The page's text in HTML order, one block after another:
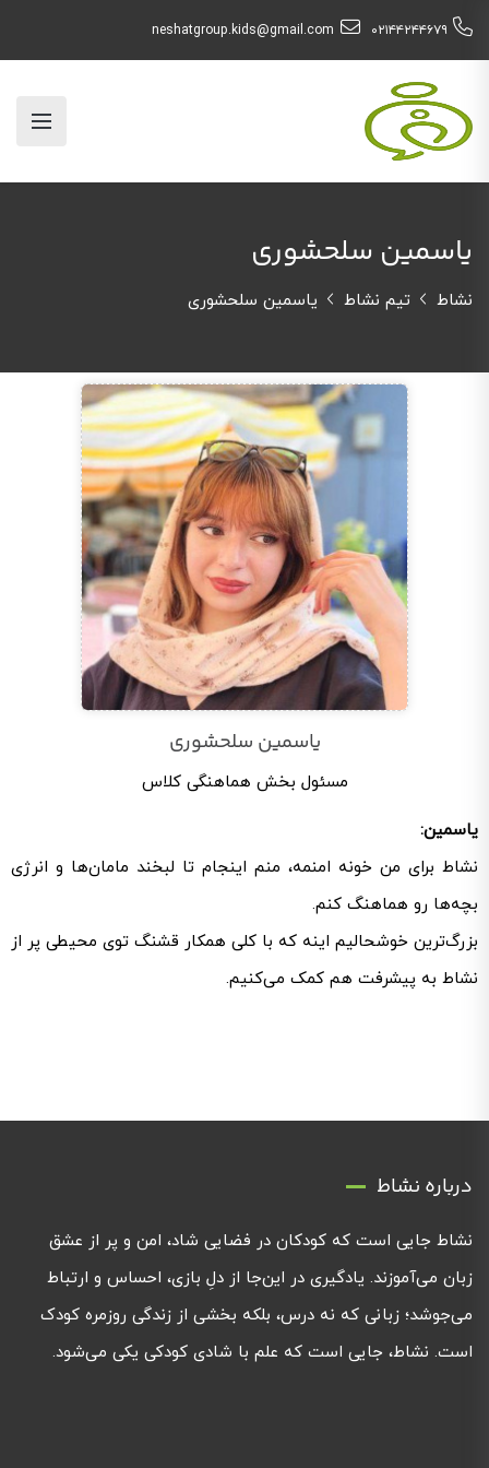
۰۲۱۴۴۲۴۴۶۷۹ neshatgroup.kids@gmail.com
یاسمین سلحشوری
نشاط تیم نشاط یاسمین سلحشوری
یاسمین سلحشوری
مسئول بخش هماهنگی کلاس
یاسمین:
نشاط برای من خونه امنمه، منم اینجام تا لبخند مامان‌ها و انرژی
بچه‌ها رو هماهنگ کنم.
بزرگ‌ترین خوشحالیم اینه که با کلی همکار قشنگ توی محیطی پر از
نشاط به پیشرفت هم کمک می‌کنیم.
درباره نشاط
نشاط جایی است که کودکان در فضایی شاد، امن و پر از عشق
زبان می‌آموزند. یادگیری در این‌جا از دلِ بازی، احساس و ارتباط
می‌جوشد؛ زبانی که نه درس، بلکه بخشی از زندگی روزمره کودک
است. نشاط، جایی است که علم با شادی کودکی یکی می‌شود.